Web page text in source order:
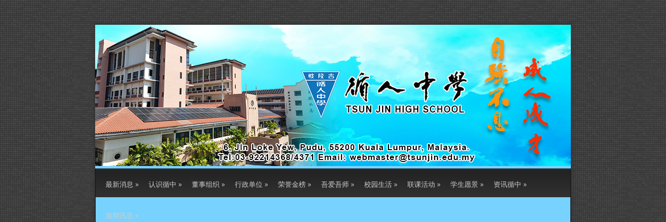
最新消息 » 认识循中 » 董事组织 » 行政单位 » 荣誉金榜 » 吾爱吾师 » 校园生活 » 联课活动 » 学生愿景 » 资讯循中 »
逾期讯息 »